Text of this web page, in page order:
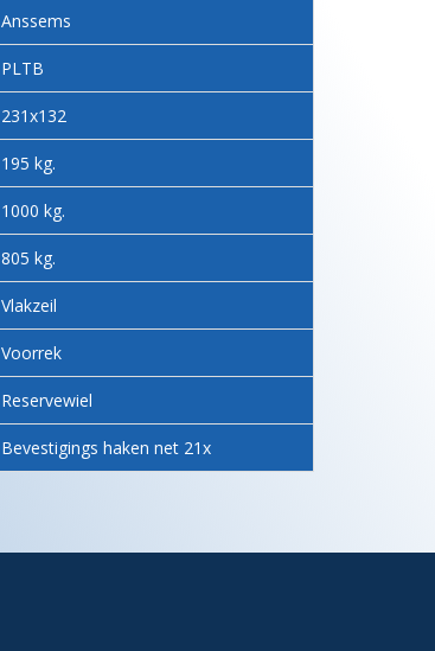
Anssems
PLTB
231x132
195 kg.
1000 kg.
805 kg.
Vlakzeil
Voorrek
Reservewiel
Bevestigings haken net 21x